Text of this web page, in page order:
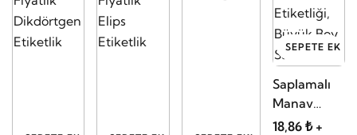
SEPETE EKLE
Saplamalı
Manav
Plastik
18,86 ₺ +